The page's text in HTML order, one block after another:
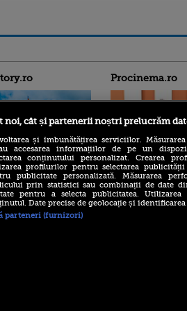
Lumea
din România
Events!
gaming intens și o
Procinema.ro
Emoții intense
Sebastian Stan!
Annabelle, l-a
noi, cât și partenerii noștri prelucrăm
și îmbunătățirea serviciilor.
accesarea informațiilor de pe un
conținutului personalizat. Crearea
profilurilor pentru selectarea
publicitate personalizată. Măsurarea
prin statistici sau combinații de date
pentru a selecta publicitatea.
Date precise de geolocație și
parteneri (furnizori)